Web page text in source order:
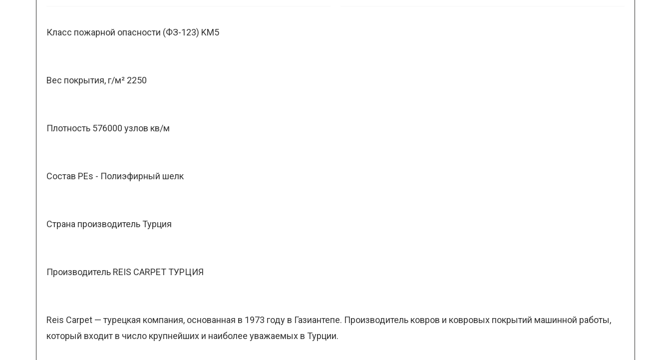
Класс пожарной опасности (ФЗ-123) KM5
Вес покрытия, г/м² 2250
Плотность 576000 узлов кв/м
Состав PEs - Полиэфирный шелк
Страна производитель Турция
Производитель REIS CARPET ТУРЦИЯ
Reis Carpet — турецкая компания, основанная в 1973 году в Газиантепе. Производитель ковров и ковровых покрытий машинной работы,
который входит в число крупнейших и наиболее уважаемых в Турции.